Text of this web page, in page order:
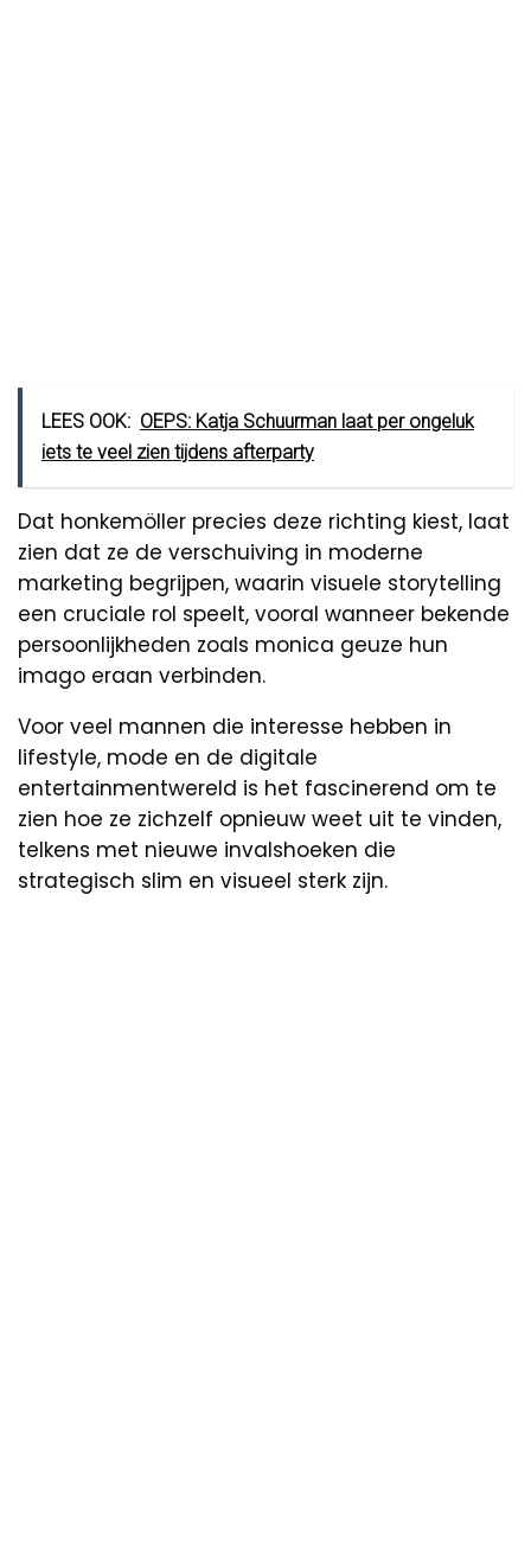
LEES OOK: OEPS: Katja Schuurman laat per ongeluk
iets te veel zien tijdens afterparty
Dat honkemöller precies deze richting kiest, laat
zien dat ze de verschuiving in moderne
marketing begrijpen, waarin visuele storytelling
een cruciale rol speelt, vooral wanneer bekende
persoonlijkheden zoals monica geuze hun
imago eraan verbinden.
Voor veel mannen die interesse hebben in
lifestyle, mode en de digitale
entertainmentwereld is het fascinerend om te
zien hoe ze zichzelf opnieuw weet uit te vinden,
telkens met nieuwe invalshoeken die
strategisch slim en visueel sterk zijn.